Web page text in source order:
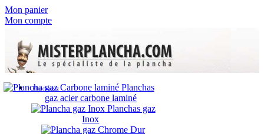
Mon panier
Mon compte
Plancha gaz
Planchas
gaz acier carbone laminé
Planchas gaz
Inox